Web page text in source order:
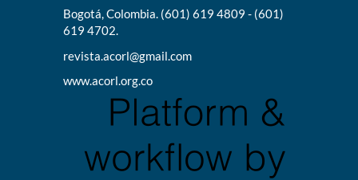
Bogotá, Colombia. (601) 619 4809 - (601)
619 4702.
revista.acorl@gmail.com
www.acorl.org.co